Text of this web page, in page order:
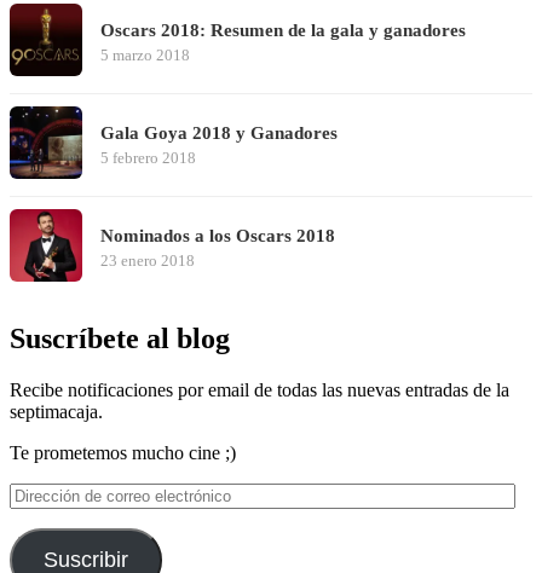
Oscars 2018: Resumen de la gala y ganadores
5 marzo 2018
Gala Goya 2018 y Ganadores
5 febrero 2018
Nominados a los Oscars 2018
23 enero 2018
Suscríbete al blog
Recibe notificaciones por email de todas las nuevas entradas de la
septimacaja.
Te prometemos mucho cine ;)
Dirección
de
correo
electrónico
Suscribir